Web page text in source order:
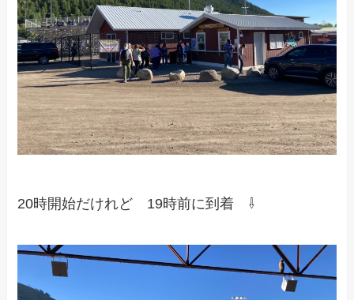
20時開始だけれど 19時前に到着 ⇩